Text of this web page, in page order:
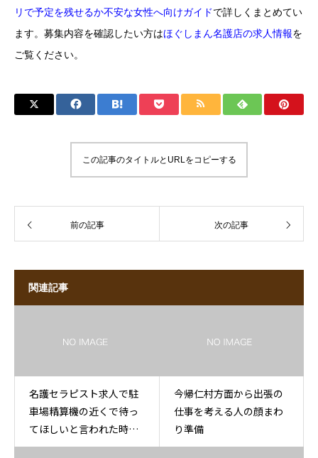
リで予定を残せるか不安な女性へ向けガイドで詳しくまとめてい
ます。募集内容を確認したい方はほぐしまん名護店の求人情報を
ご覧ください。
この記事のタイトルとURLをコピーする
前の記事 次の記事
関連記事
名護セラピスト求人で駐
車場精算機の近くで待っ
てほしいと言われた時が
不安な人へ
今帰仁村方面から出張の
仕事を考える人の顔まわ
り準備